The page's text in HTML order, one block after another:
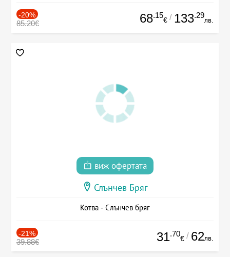
-20%
85.20€ 68.15
€ / 133.29
лв.
виж офертата
Слънчев Бряг
Котва - Слънчев бряг
-21%
39.88€ 31.70
€ / 62лв.